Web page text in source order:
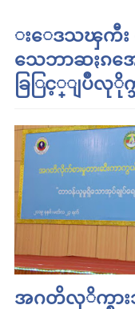
းေဒသၾကီး
သေဘာဆႏၵ
ခြြင့္ျပဳလုို
အဂတိလုိက္စာ